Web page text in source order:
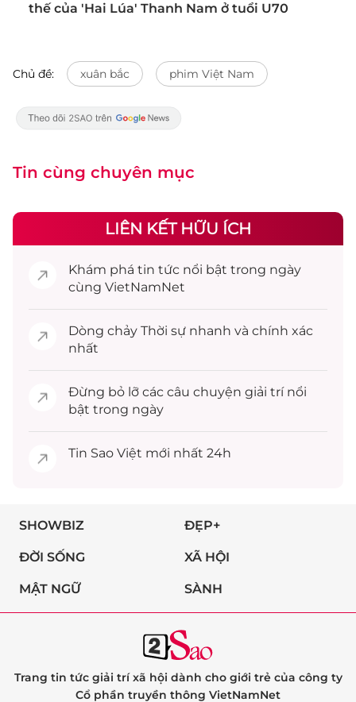
thế của 'Hai Lúa' Thanh Nam ở tuổi U70
Chủ đề: xuân bắc phim Việt Nam
Tin cùng chuyên mục
LIÊN KẾT HỮU ÍCH
Khám phá tin tức nổi bật trong ngày
cùng VietNamNet
Dòng chảy Thời sự nhanh và chính xác
nhất
Đừng bỏ lỡ các câu chuyện giải trínổi
bật trong ngày
Tin Sao Việt mới nhất 24h
SHOWBIZ ĐẸP+
ĐỜI SỐNG XÃ HỘI
MẬT NGỮ SÀNH
Trang tin tức giải trí xã hội dành cho giới trẻ của công ty
Cổ phần truyền thông VietNamNet